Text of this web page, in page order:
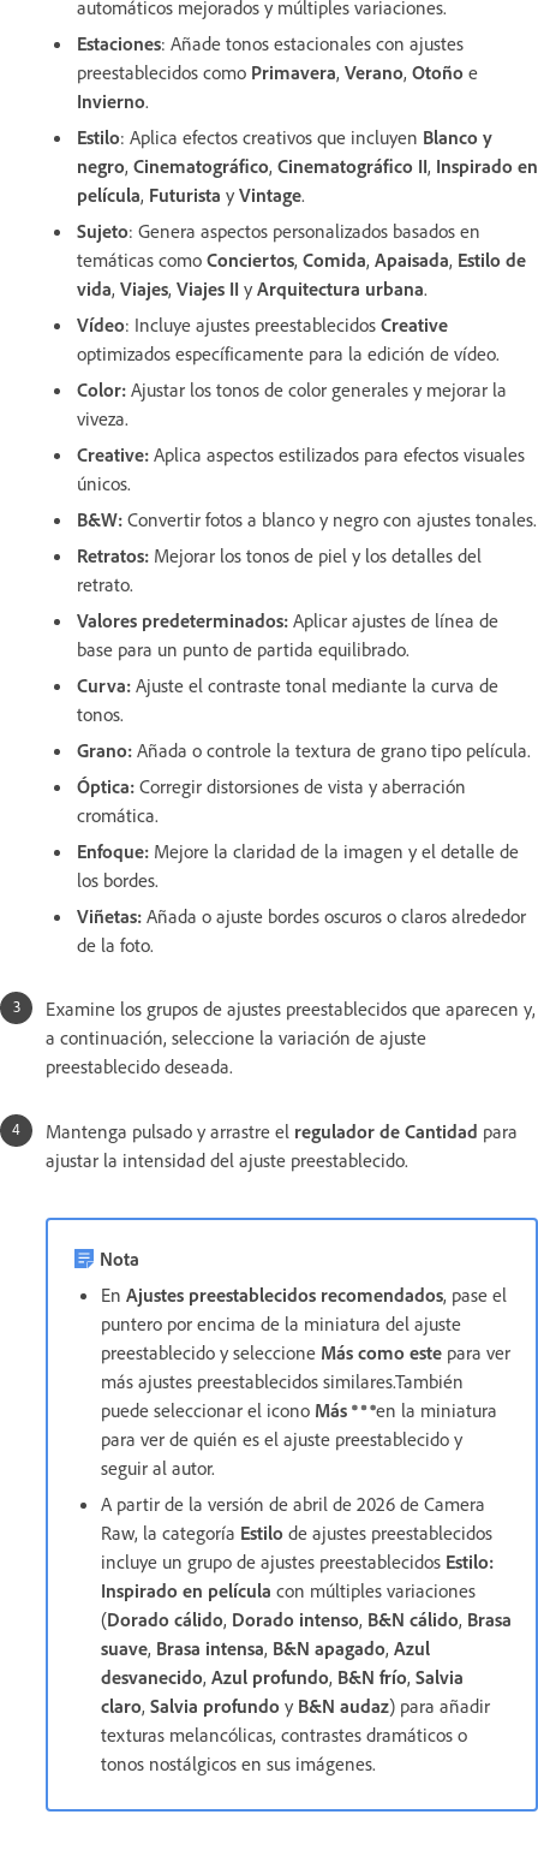
automáticos mejorados y múltiples variaciones.
Estaciones: Añade tonos estacionales con ajustes
preestablecidos como Primavera, Verano, Otoño e
Invierno.
Estilo: Aplica efectos creativos que incluyen Blanco y
negro, Cinematográfico, Cinematográfico II, Inspirado en
película, Futurista y Vintage.
Sujeto: Genera aspectos personalizados basados en
temáticas como Conciertos, Comida, Apaisada, Estilo de
vida, Viajes, Viajes II y Arquitectura urbana.
Vídeo: Incluye ajustes preestablecidos Creative
optimizados específicamente para la edición de vídeo.
Color: Ajustar los tonos de color generales y mejorar la
viveza.
Creative: Aplica aspectos estilizados para efectos visuales
únicos.
B&W: Convertir fotos a blanco y negro con ajustes tonales.
Retratos: Mejorar los tonos de piel y los detalles del
retrato.
Valores predeterminados: Aplicar ajustes de línea de
base para un punto de partida equilibrado.
Curva: Ajuste el contraste tonal mediante la curva de
tonos.
Grano: Añada o controle la textura de grano tipo película.
Óptica: Corregir distorsiones de vista y aberración
cromática.
Enfoque: Mejore la claridad de la imagen y el detalle de
los bordes.
Viñetas: Añada o ajuste bordes oscuros o claros alrededor
de la foto.
Examine los grupos de ajustes preestablecidos que aparecen y,
a continuación, seleccione la variación de ajuste
preestablecido deseada.
Mantenga pulsado y arrastre el regulador de Cantidad para
ajustar la intensidad del ajuste preestablecido.
Nota
En Ajustes preestablecidos recomendados, pase el
puntero por encima de la miniatura del ajuste
preestablecido y seleccione Más como este para ver
más ajustes preestablecidos similares.También
puede seleccionar el icono Más
en la miniatura
para ver de quién es el ajuste preestablecido y
seguir al autor.
A partir de la versión de abril de 2026 de Camera
Raw, la categoría Estilo de ajustes preestablecidos
incluye un grupo de ajustes preestablecidos Estilo:
Inspirado en película con múltiples variaciones
(Dorado cálido, Dorado intenso, B&N cálido, Brasa
suave, Brasa intensa, B&N apagado, Azul
desvanecido, Azul profundo, B&N frío, Salvia
claro, Salvia profundo y B&N audaz) para añadir
texturas melancólicas, contrastes dramáticos o
tonos nostálgicos en sus imágenes.